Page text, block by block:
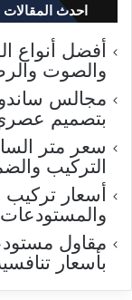
احدث المقالات
أفضل أنواع
والصوت
مجالس
بتصميم
سعر متر
التركيب
أسعار تركيب
مقاول
بأسعار